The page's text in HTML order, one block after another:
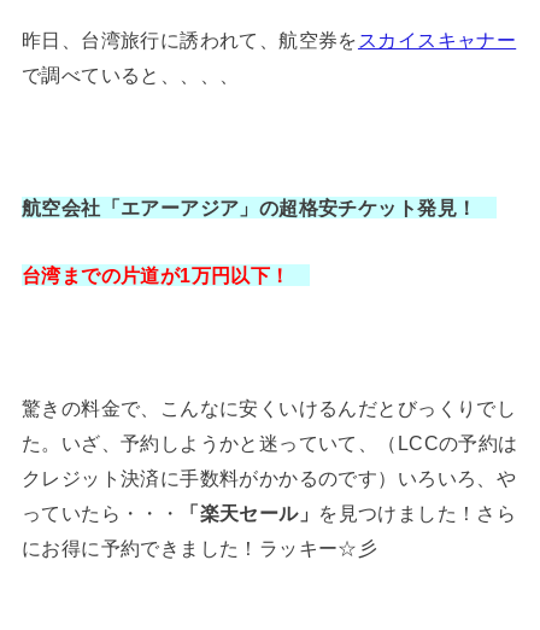
昨日、台湾旅行に誘われて、航空券を スカイスキャナー
で調べていると、、、、
航空会社「エアーアジア」の超格安チケット発見！
台湾までの片道が1万円以下！
驚きの料金で、こんなに安くいけるんだとびっくりでし
た。いざ、予約しようかと迷っていて、（LCCの予約は
クレジット決済に手数料がかかるのです）いろいろ、や
っていたら・・・
「楽天セール」
を見つけました！さら
にお得に予約できました！ラッキー☆彡